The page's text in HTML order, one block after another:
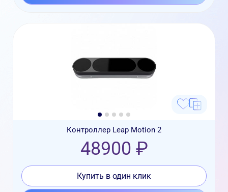
Контроллер Leap Motion 2
48900 ₽
Купить в один клик